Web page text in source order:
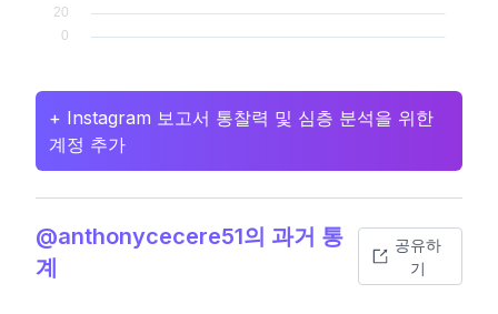
+ Instagram 보고서 통찰력 및 심층 분석을 위한
계정 추가
@anthonycecere51의 과거 통
계
공유하
기